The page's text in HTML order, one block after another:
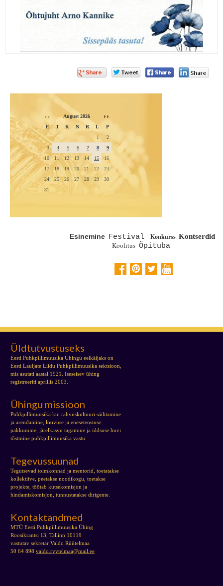
Vello Loogna 85 juubelikontsert
August 2026
E
T K N R L
P
1
2
3
4 5 6 7 8
9
10
11 12 13 14 15
16
17
18 19 20 21 22
23
24
25 26 27 28 29
30
31
Esinemine Festival Konkurss Kontserdid
Koolitus Õpituba
Üldtutvustuseks
Eesti Puhkpillimuusika Ühingu eelkäijaks on
Eesti Lauljate Liidu Puhkpillimuusika sektsioon,
mis asutati aastal 1921. Iseseisev ühing
registreeriti aprillis 2003.
Ühingu missioon
Puhkpillimuusika kui rahvuskultuuri säilitamine
ja arendamine, loovuse ja eneseteostuse
pakkumine, järelkasvu tagamine ja üldsuse huvi
tõstmine puhkpillimuusika vastu.
Tegevussuunad
Tegutsevad toimkonnad ja mentorid, toetatakse
kollektiive, peetakse noodikogu, toetakse
projekte, töötab kutsekomisjon ja
hindamiskomisjon, tunnustatakse dirigente.
Kontaktandmed
MTÜ Eesti Puhkpillimuusika Ühing
Roosikrantsi 13, Tallinn 10119
vastutav sekretär Valdo Rüütelmaa
50 64 898 valdo.ryytelmaa@mail.ee